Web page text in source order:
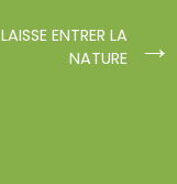
LAISSE ENTRER LA
NATURE